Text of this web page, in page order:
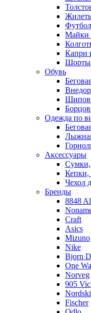
Майки
Капри
Шорты
Обувь
Одежда по
Аксессуары
Сумки,
Кепки,
Чехол
Бренды
8848
Craft
Asics
Mizuno
Nike
Bjorn
One
Norveg
905
Nordski
Fischer